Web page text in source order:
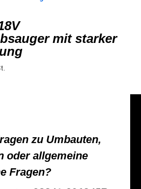
mit starker
zu Umbauten,
oder allgemeine
Fragen?